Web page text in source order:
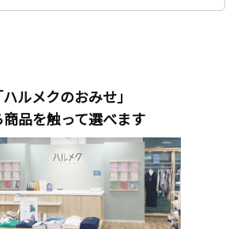
ハルメクのおみせ」
商品を触って選べます